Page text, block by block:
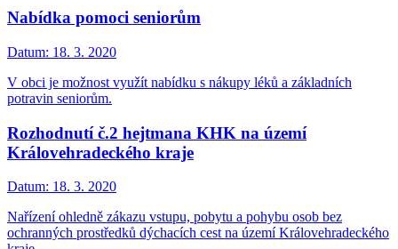
Nabídka pomoci seniorům
Datum: 18. 3. 2020
V obci je možnost využít nabídku s nákupy léků a základních
potravin seniorům.
Rozhodnutí č.2 hejtmana KHK na území
Královehradeckého kraje
Datum: 18. 3. 2020
Nařízení ohledně zákazu vstupu, pobytu a pohybu osob bez
ochranných prostředků dýchacích cest na území Královehradeckého